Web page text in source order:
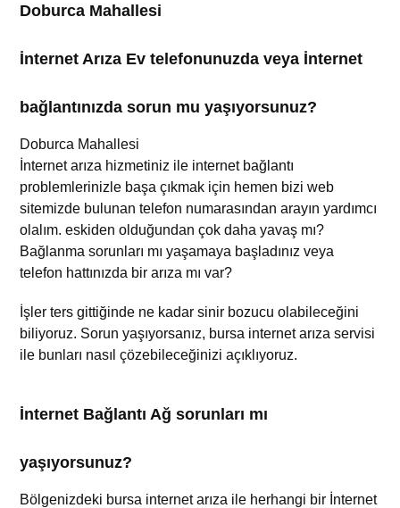
Doburca Mahallesi
İnternet Arıza Ev telefonunuzda veya İnternet
bağlantınızda sorun mu yaşıyorsunuz?
Doburca Mahallesi
İnternet arıza hizmetiniz ile internet bağlantı
problemlerinizle başa çıkmak için hemen bizi web
sitemizde bulunan telefon numarasından arayın yardımcı
olalım.eskiden olduğundan çok daha yavaş mı?
Bağlanma sorunları mı yaşamaya başladınız veya
telefon hattınızda bir arıza mı var?
İşler ters gittiğinde ne kadar sinir bozucu olabileceğini
biliyoruz. Sorun yaşıyorsanız, bursa internet arıza servisi
ile bunları nasıl çözebileceğinizi açıklıyoruz.
İnternet Bağlantı Ağ sorunları mı
yaşıyorsunuz?
Bölgenizdeki bursa internet arıza ile herhangi bir İnternet